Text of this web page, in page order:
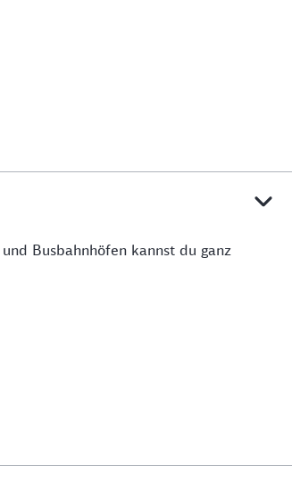
Busbahnhöfen kannst du ganz